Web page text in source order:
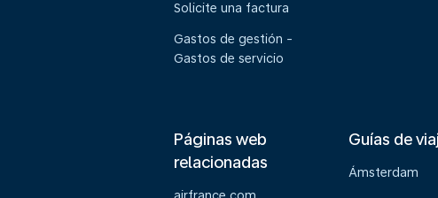
Solicite una factura
Gastos de gestión -
Gastos de servicio
Páginas web
relacionadas
Guías de
Ámsterdam